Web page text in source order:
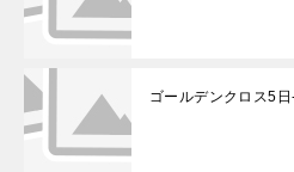
ゴールデンクロス5